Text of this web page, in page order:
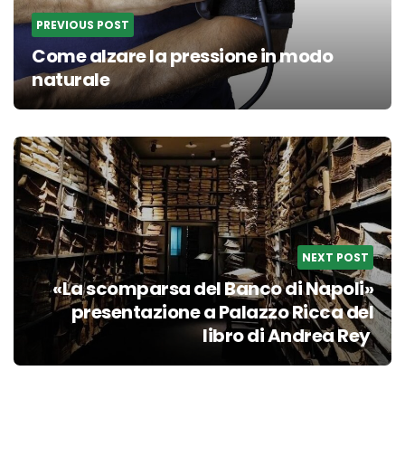
PREVIOUS POST
Come alzare la pressione in modo
naturale
NEXT POST
«La scomparsa del Banco di Napoli»
presentazione a Palazzo Ricca del
libro di Andrea Rey